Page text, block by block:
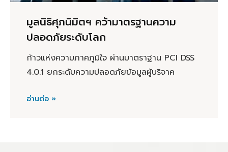
มูลนิธิศุภนิมิตฯ คว้ามาตรฐานความ
ปลอดภัยระดับโลก
ก้าวแห่งความภาคภูมิใจ ผ่านมาตราฐาน PCI DSS
4.0.1 ยกระดับความปลอดภัยข้อมูลผู้บริจาค
อ่านต่อ »